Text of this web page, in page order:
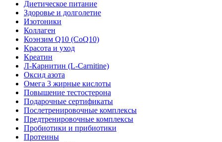
Диетическое питание
Здоровье и долголетие
Изотоники
Коллаген
Коэнзим Q10 (CoQ10)
Красота и уход
Креатин
Л-Карнитин (L-Сarnitine)
Оксид азота
Омега 3 жирные кислоты
Повышение тестостерона
Подарочные сертификаты
Послетренировочные комплексы
Предтренировочные комплексы
Пробиотики и прибиотики
Протеины